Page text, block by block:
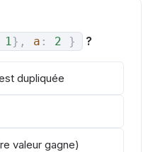
1} , a : 2 } ?
dupliquée
valeur gagne)